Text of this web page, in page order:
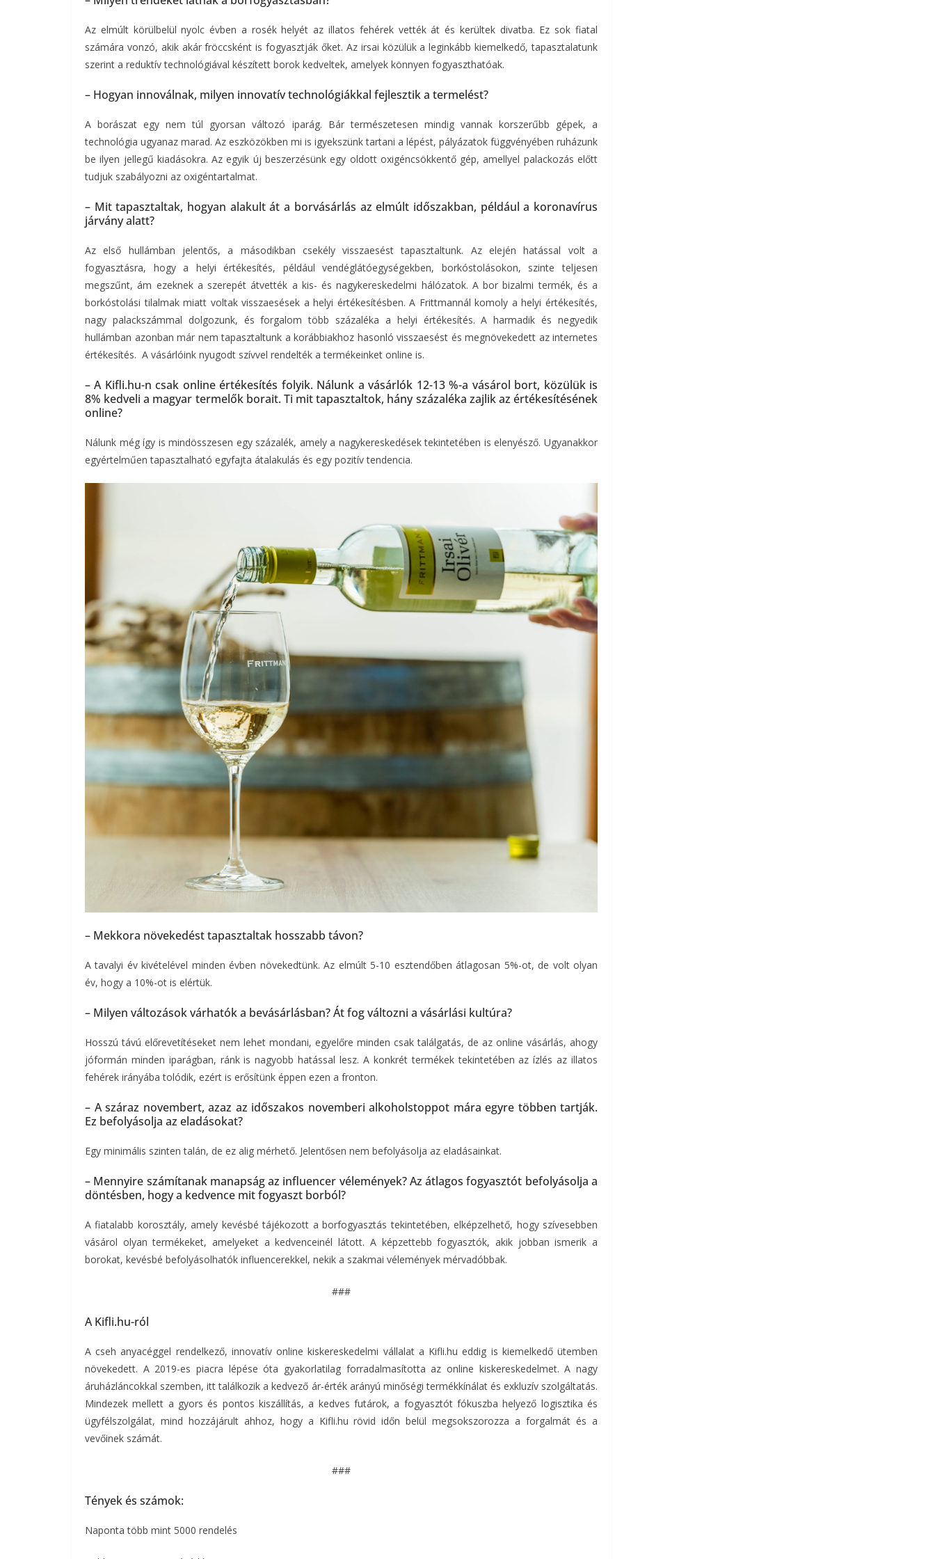
Az elmúlt körülbelül nyolc évben a rosék helyét az illatos fehérek vették át és kerültek divatba. Ez sok fiatal
számára vonzó, akik akár fröccsként is fogyasztják őket. Az irsai közülük a leginkább kiemelkedő, tapasztalatunk
szerint a reduktív technológiával készített borok kedveltek, amelyek könnyen fogyaszthatóak.
– Hogyan innoválnak, milyen innovatív technológiákkal fejlesztik a termelést?
A borászat egy nem túl gyorsan változó iparág. Bár természetesen mindig vannak korszerűbb gépek, a
technológia ugyanaz marad. Az eszközökben mi is igyekszünk tartani a lépést, pályázatok függvényében ruházunk
be ilyen jellegű kiadásokra. Az egyik új beszerzésünk egy oldott oxigéncsökkentő gép, amellyel palackozás előtt
tudjuk szabályozni az oxigéntartalmat.
– Mit tapasztaltak, hogyan alakult át a borvásárlás az elmúlt időszakban, például a koronavírus
járvány alatt?
Az első hullámban jelentős, a másodikban csekély visszaesést tapasztaltunk. Az elején hatással volt a
fogyasztásra, hogy a helyi értékesítés, például vendéglátóegységekben, borkóstolásokon, szinte teljesen
megszűnt, ám ezeknek a szerepét átvették a kis- és nagykereskedelmi hálózatok. A bor bizalmi termék, és a
borkóstolási tilalmak miatt voltak visszaesések a helyi értékesítésben. A Frittmannál komoly a helyi értékesítés,
nagy palackszámmal dolgozunk, és forgalom több százaléka a helyi értékesítés. A harmadik és negyedik
hullámban azonban már nem tapasztaltunk a korábbiakhoz hasonló visszaesést és megnövekedett az internetes
értékesítés. A vásárlóink nyugodt szívvel rendelték a termékeinket online is.
– A Kifli.hu-n csak online értékesítés folyik. Nálunk a vásárlók 12-13 %-a vásárol bort, közülük is
8% kedveli a magyar termelők borait. Ti mit tapasztaltok, hány százaléka zajlik az értékesítésének
online?
Nálunk még így is mindösszesen egy százalék, amely a nagykereskedések tekintetében is elenyésző. Ugyanakkor
egyértelműen tapasztalható egyfajta átalakulás és egy pozitív tendencia.
– Mekkora növekedést tapasztaltak hosszabb távon?
A tavalyi év kivételével minden évben növekedtünk. Az elmúlt 5-10 esztendőben átlagosan 5%-ot, de volt olyan
év, hogy a 10%-ot is elértük.
– Milyen változások várhatók a bevásárlásban? Át fog változni a vásárlási kultúra?
Hosszú távú előrevetítéseket nem lehet mondani, egyelőre minden csak találgatás, de az online vásárlás, ahogy
jóformán minden iparágban, ránk is nagyobb hatással lesz. A konkrét termékek tekintetében az ízlés az illatos
fehérek irányába tolódik, ezért is erősítünk éppen ezen a fronton.
– A száraz novembert, azaz az időszakos novemberi alkoholstoppot mára egyre többen tartják.
Ez befolyásolja az eladásokat?
Egy minimális szinten talán, de ez alig mérhető. Jelentősen nem befolyásolja az eladásainkat.
– Mennyire számítanak manapság az influencer vélemények? Az átlagos fogyasztót befolyásolja a
döntésben, hogy a kedvence mit fogyaszt borból?
A fiatalabb korosztály, amely kevésbé tájékozott a borfogyasztás tekintetében, elképzelhető, hogy szívesebben
vásárol olyan termékeket, amelyeket a kedvenceinél látott. A képzettebb fogyasztók, akik jobban ismerik a
borokat, kevésbé befolyásolhatók influencerekkel, nekik a szakmai vélemények mérvadóbbak.
###
A Kifli.hu-ról
A cseh anyacéggel rendelkező, innovatív online kiskereskedelmi vállalat a Kifli.hu eddig is kiemelkedő ütemben
növekedett. A 2019-es piacra lépése óta gyakorlatilag forradalmasította az online kiskereskedelmet. A nagy
áruházláncokkal szemben, itt találkozik a kedvező ár-érték arányú minőségi termékkínálat és exkluzív szolgáltatás.
Mindezek mellett a gyors és pontos kiszállítás, a kedves futárok, a fogyasztót fókuszba helyező logisztika és
ügyfélszolgálat, mind hozzájárult ahhoz, hogy a Kifli.hu rövid időn belül megsokszorozza a forgalmát és a
vevőinek számát.
###
Tények és számok:
Naponta több mint 5000 rendelés